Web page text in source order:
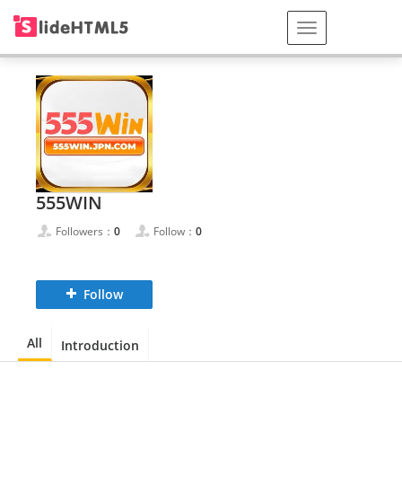
555WIN
Followers： 0 Follow： 0
Follow
All Introduction